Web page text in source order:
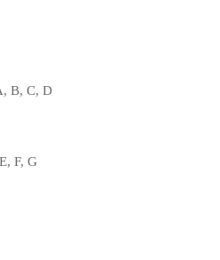
B, C, D
F, G